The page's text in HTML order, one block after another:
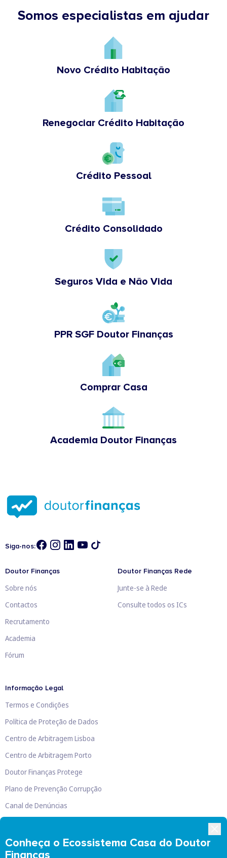
Somos especialistas em ajudar
Novo Crédito Habitação
Renegociar Crédito Habitação
Crédito Pessoal
Crédito Consolidado
Seguros Vida e Não Vida
PPR SGF Doutor Finanças
Comprar Casa
Academia Doutor Finanças
Conheça o Ecossistema Casa do Doutor
Finanças
Siga-nos:
Doutor Finanças
Sobre nós
Contactos
Recrutamento
Academia
Fórum
Doutor Finanças Rede
Junte-se à Rede
Consulte todos os ICs
Informação Legal
Termos e Condições
Política de Proteção de Dados
Centro de Arbitragem Lisboa
Centro de Arbitragem Porto
Doutor Finanças Protege
Plano de Prevenção Corrupção
Canal de Denúncias